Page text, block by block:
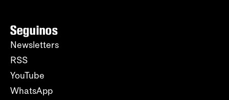
Seguinos
Newsletters
RSS
YouTube
WhatsApp